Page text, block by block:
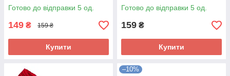
Готово до відправки 5 од.
149 ₴ 159 ₴
Купити
Готово до відправки 5 од.
159 ₴
Купити
–10%